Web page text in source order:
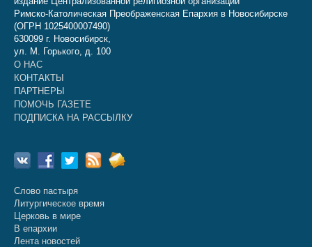
Римско-Католическая Преображенская Епархия в Новосибирске
(ОГРН 1025400007490)
630099 г. Новосибирск,
ул. М. Горького, д. 100
О НАС
КОНТАКТЫ
ПАРТНЕРЫ
ПОМОЧЬ ГАЗЕТЕ
ПОДПИСКА НА РАССЫЛКУ
Слово пастыря
Литургическое время
Церковь в мире
В епархии
Лента новостей